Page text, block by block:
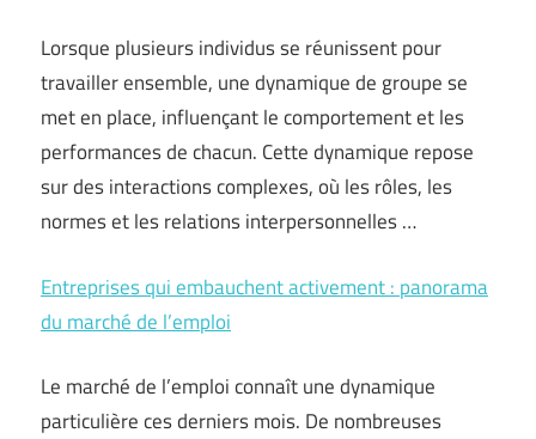
Lorsque plusieurs individus se réunissent pour
travailler ensemble, une dynamique de groupe se
met en place, influençant le comportement et les
performances de chacun. Cette dynamique repose
sur des interactions complexes, où les rôles, les
normes et les relations interpersonnelles …
Entreprises qui embauchent activement : panorama
du marché de l’emploi
Le marché de l’emploi connaît une dynamique
particulière ces derniers mois. De nombreuses